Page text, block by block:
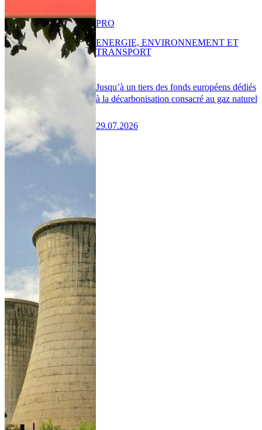
Jusqu’à un tiers des fonds européens dédiés
à la décarbonisation consacré au gaz naturel
29.07.2026
PRO
ENERGIE, ENVIRONNEMENT ET
TRANSPORT